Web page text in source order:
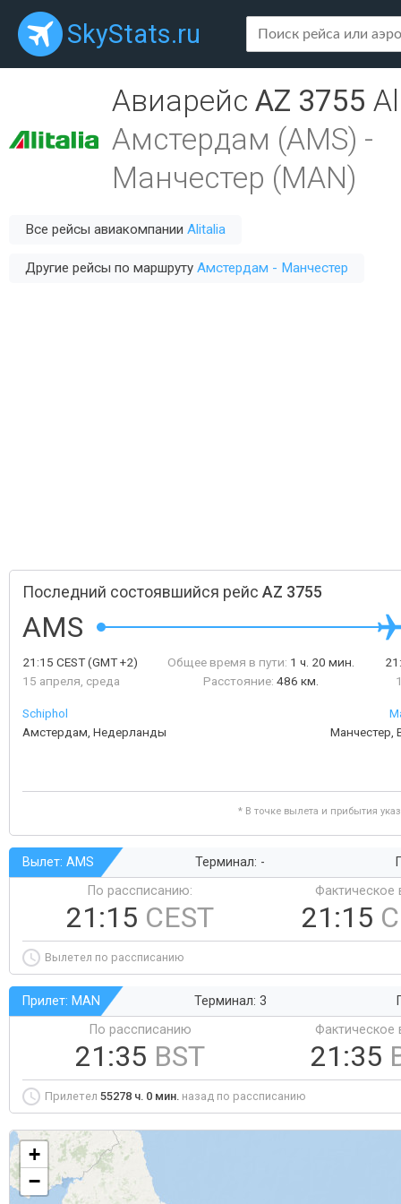
SkyStats.ru
Авиарейс AZ 3755
Амстердам (AMS) -
Манчестер (MAN)
Все рейсы авиакомпании Alitalia
Другие рейсы по маршруту Амстердам - Манчестер
Последний состоявшийся рейс AZ 3755
AMS
21:15 CEST(GMT +2)
15 апреля, среда
Общее время в пути: 1 ч. 20 мин.
Расстояние: 486 км.
Schiphol
Амстердам, Недерланды
Манчестер,
* В точке вылета и прибытия
Вылет: AMS Терминал: -
По рассписанию:
21:15 CEST
Фактическое
21:15
Вылетел по рассписанию
Прилет: MAN Терминал: 3
По рассписанию
21:35 BST
Фактическое
21:35
Прилетел 55278 ч. 0 мин. назад по рассписанию
+
−